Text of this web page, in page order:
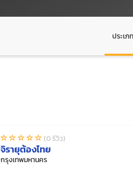
ประเภ
(0 รีวิว)
จิรายุต้องไทย
กรุงเทพมหานคร